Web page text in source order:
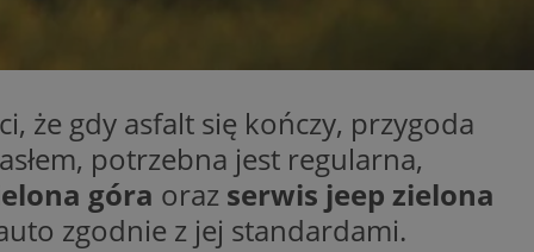
że gdy asfalt się kończy, przygoda
potrzebna jest regularna,
góra oraz serwis jeep zielona
zgodnie z jej standardami.
ludzi i
internetowej,
ważnych raportów
internetowej.
identyfikatora